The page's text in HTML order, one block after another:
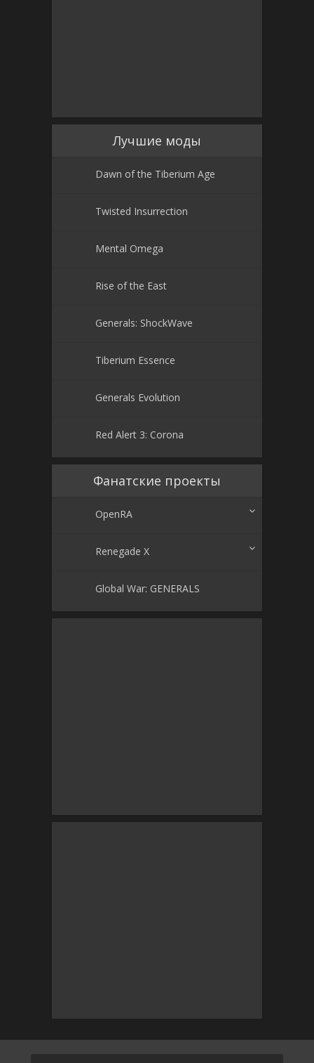
Лучшие моды
Dawn of the Tiberium Age
Twisted Insurrection
Mental Omega
Rise of the East
Generals: ShockWave
Tiberium Essence
Generals Evolution
Red Alert 3: Corona
Фанатские проекты
OpenRA
Renegade X
Global War: GENERALS